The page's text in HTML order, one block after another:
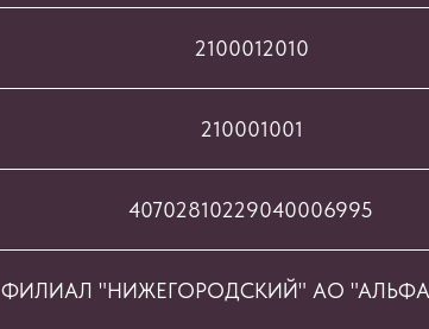
2100012010
210001001
40702810229040006995
ФИЛИАЛ "НИЖЕГОРОДСКИЙ" АО